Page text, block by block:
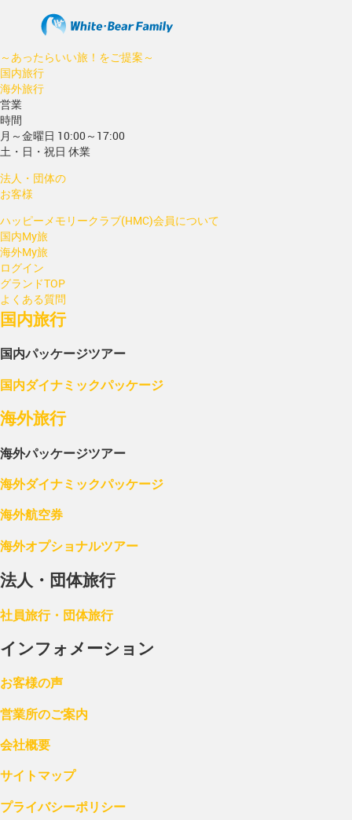
～あったらいい旅！をご提案～
国内旅行
海外旅行
営業
時間
月～金曜日 10:00～17:00
土・日・祝日 休業
法人・団体の
お客様
ハッピーメモリークラブ(HMC)会員について
国内My旅
海外My旅
ログイン
グランドTOP
よくある質問
国内旅行
国内パッケージツアー
国内ダイナミックパッケージ
海外旅行
海外パッケージツアー
海外ダイナミックパッケージ
海外航空券
海外オプショナルツアー
法人・団体旅行
社員旅行・団体旅行
インフォメーション
お客様の声
営業所のご案内
会社概要
サイトマップ
プライバシーポリシー